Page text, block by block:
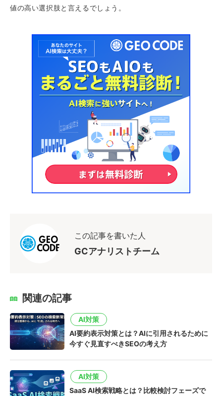
値の高い選択肢と言えるでしょう。
この記事を書いた人
GCアナリストチーム
関連の記事
AI対策
AI要約表示対策とは？AIに引用されるために
今すぐ見直すべきSEOの考え方
AI対策
SaaS AI検索戦略とは？比較検討フェーズで